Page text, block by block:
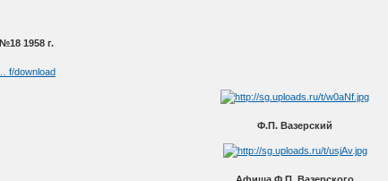
1958 г.
f/download
Ф.П. Вазерский